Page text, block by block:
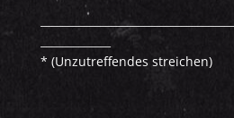
* (Unzutreffendes streichen)